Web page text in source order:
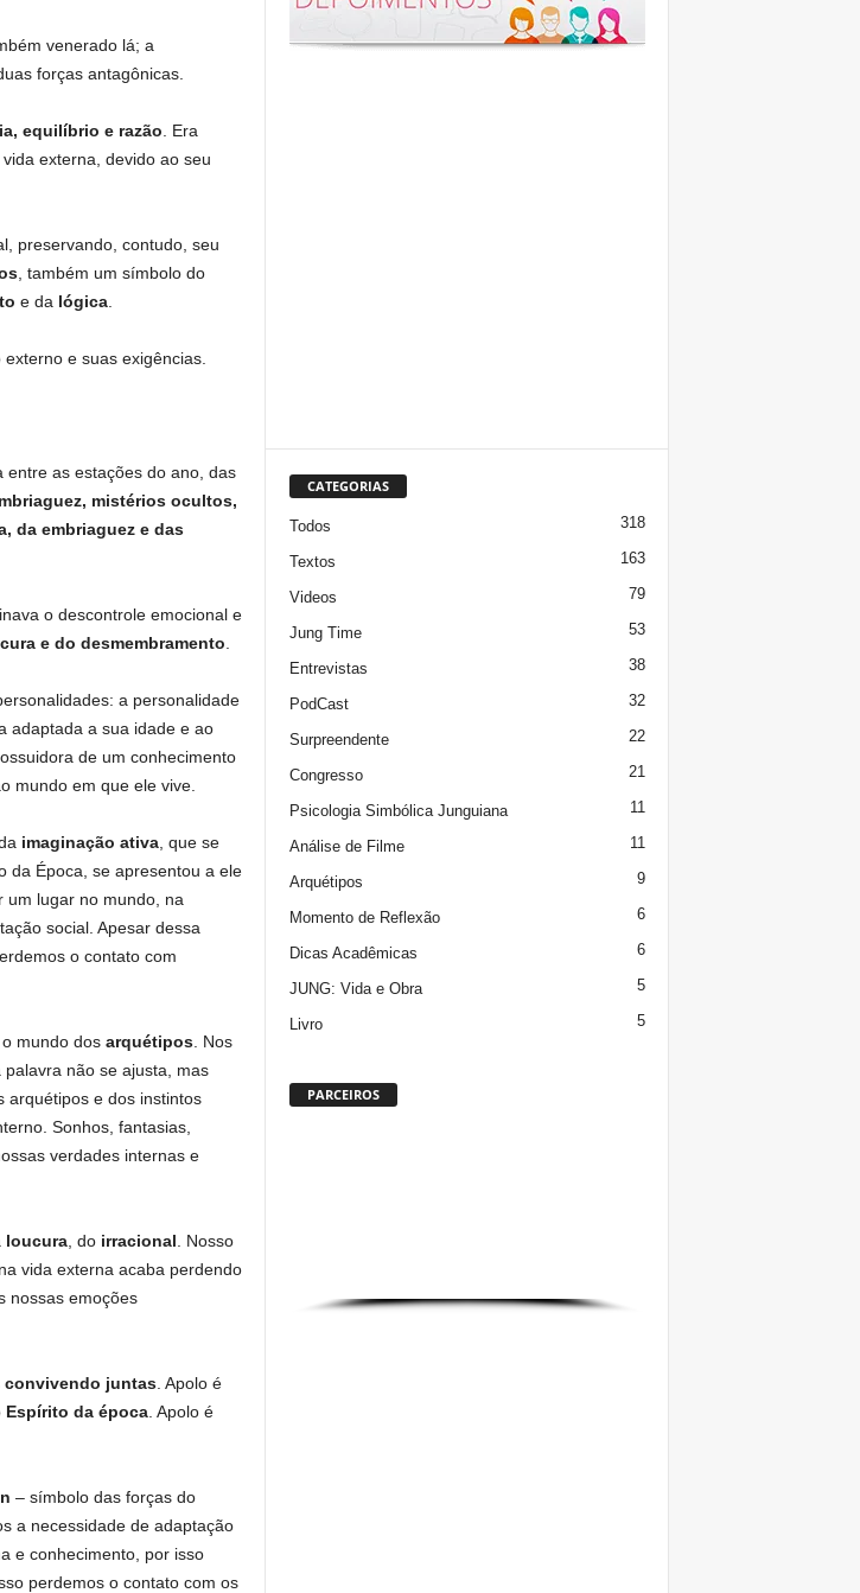
venerado lá; a
forças antagônicas.
equilíbrio e razão . Era
externa, devido ao seu
preservando, contudo, seu
, também um símbolo do
e da lógica.
e suas exigências.
entre as estações do ano, das
mistérios ocultos,
da embriaguez e das
o descontrole emocional e
e do desmembramento
a personalidade
adaptada a sua idade e ao
de um conhecimento
mundo em que ele vive.
imaginação ativa, que se
da Época se apresentou a ele
um lugar no mundo, na
social. Apesar dessa
o contato com
mundo dos arquétipos. Nos
não se ajusta, mas
arquétipos e dos instintos
Sonhos, fantasias,
verdades internas e
loucura, do irracional . Nosso
vida externa acaba perdendo
nossas emoções
convivendo juntas. Apolo é
Espírito da época. Apolo é
– símbolo das forças do
a necessidade de adaptação
e conhecimento, por isso
perdemos o contato com os
CATEGORIAS
Todos 318
Textos 163
Videos 79
Jung Time 53
Entrevistas 38
PodCast 32
Surpreendente 22
Congresso 21
Psicologia Simbólica Junguiana 11
Análise de Filme 11
Arquétipos 9
Momento de Reflexão 6
Dicas Acadêmicas 6
JUNG: Vida e Obra 5
Livro 5
PARCEIROS